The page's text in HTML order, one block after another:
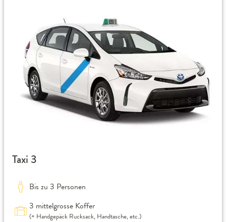
Taxi 3
Bis zu 3 Personen
3 mittelgrosse Koffer
(+ Handgepäck Rucksack, Handtasche, etc.)